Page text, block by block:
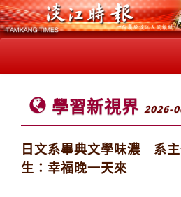
學習新視界 2026-
日文系畢典文學味濃 系
生：幸福晚一天來